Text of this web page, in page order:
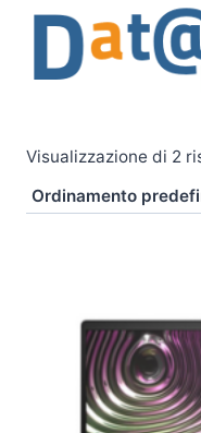
Salta
contenuto
Visualizzazione di 2